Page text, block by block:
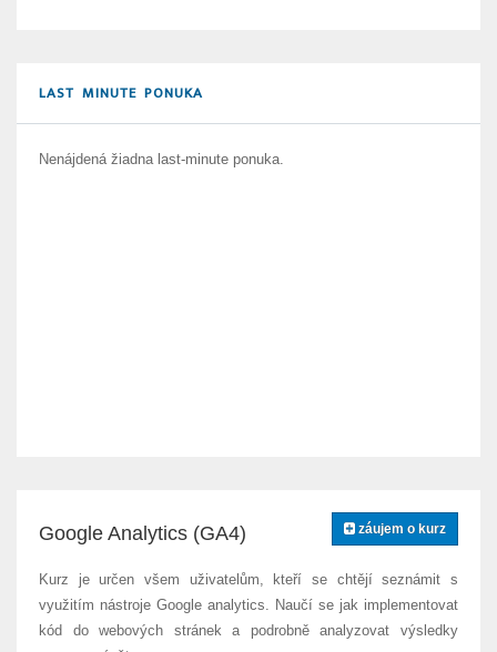
LAST MINUTE PONUKA
Nenájdená žiadna last-minute ponuka.
záujem o kurz
Google Analytics (GA4)
Kurz je určen všem uživatelům, kteří se chtějí seznámit s
využitím nástroje Google analytics. Naučí se jak implementovat
kód do webových stránek a podrobně analyzovat výsledky